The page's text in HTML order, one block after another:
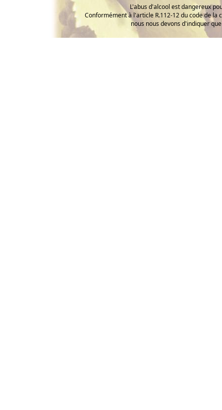
L'abus d'alcool est dangereux
Conformément à l'article R.112-12 du code de la
nous nous devons d'indiquer